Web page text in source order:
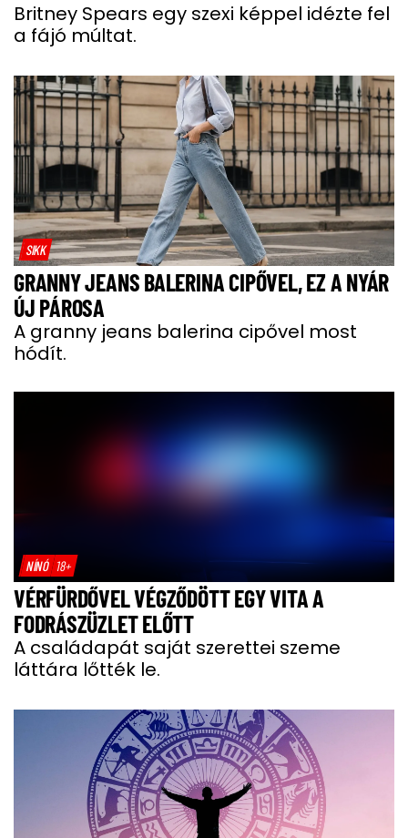
Britney Spears egy szexi képpel idézte fel
a fájó múltat.
SIKK
GRANNY JEANS BALERINA CIPŐVEL, EZ A NYÁR
ÚJ PÁROSA
A granny jeans balerina cipővel most
hódít.
NÍNÓ 18+
VÉRFÜRDŐVEL VÉGZŐDÖTT EGY VITA A
FODRÁSZÜZLET ELŐTT
A családapát saját szerettei szeme
láttára lőtték le.